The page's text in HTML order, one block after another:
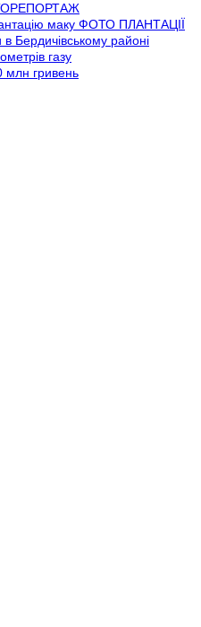
маку ФОТО ПЛАНТАЦІЇ
в Бердичівському районі
газу
млн гривень